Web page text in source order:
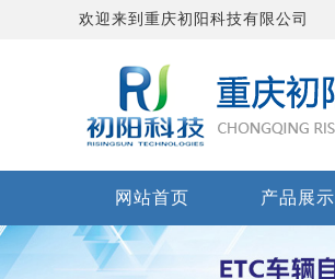
欢迎来到重庆初阳科技有限公司
网站首页 产品展示